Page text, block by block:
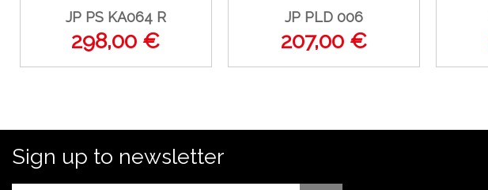
JP PS KA064 R
298,00 €
JP PLD 006
207,00 €
Sign up to newsletter